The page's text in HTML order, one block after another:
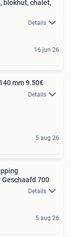
blokhut, chalet,
Details
16 jun 26
140 mm 9.50€
Details
5 aug 26
700
Details
5 aug 26